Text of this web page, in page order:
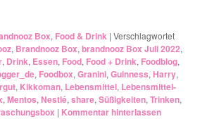
Box, Food & Drink |Verschlagwortet
, Brandnooz Box,brandnooz Box Juli 2022,
, Drink, Essen, Food, Food + Drink, Foodblog,
, Foodbox,Granini,Guinness,Harry,
, Kikkoman, Lebensmittel, Lebensmittel-
,Mentos,Nestlé,share,Süßigkeiten,Trinken,
| Kommentar hinterlassen